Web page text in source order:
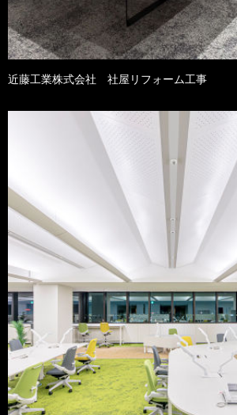
近藤工業株式会社 社屋リフォーム工事